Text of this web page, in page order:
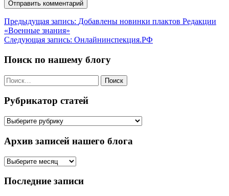
Навигация
по
Предыдущая запись: Добавлены новинки плактов Редакции
«Военные знания»
Следующая запись: Онлайнинспекция.РФ
Поиск по нашему блогу
Найти:
Рубрикатор статей
Рубрикатор
Архив записей нашего блога
Архив
нашего
Последние записи